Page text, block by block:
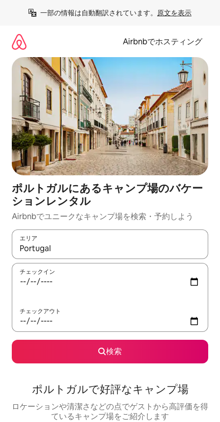
一部の情報は自動翻訳されています。 原文を表示
Airbnbでホスティング
ポルトガルにあるキャンプ場のバケー
ションレンタル
Airbnbでユニークなキャンプ場を検索・予約しよう
エリア
検索結果が表示されたら、上下の矢印キーを使って移動するか
チェックイン
チェックアウト
検索
ポルトガルで好評なキャンプ場
ロケーションや清潔さなどの点でゲストから高評価を得
ているキャンプ場をご紹介します